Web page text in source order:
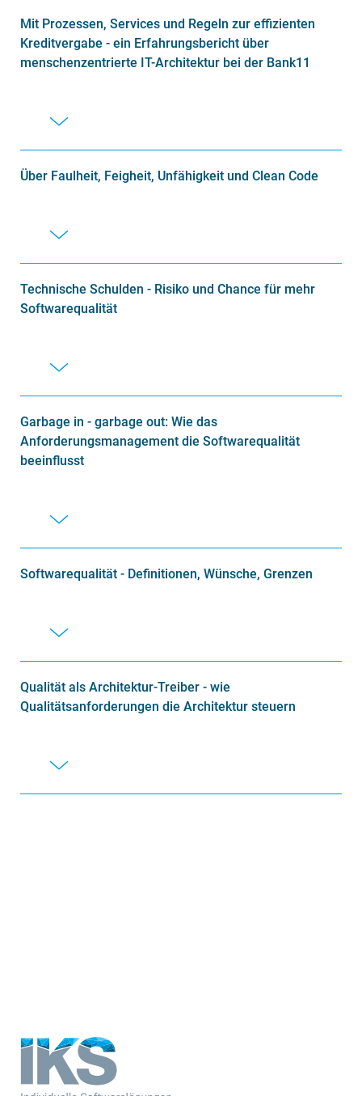
Mit Prozessen, Services und Regeln zur effizienten
Kreditvergabe - ein Erfahrungsbericht über
menschenzentrierte IT-Architektur bei der Bank11
Über Faulheit, Feigheit, Unfähigkeit und Clean Code
Technische Schulden - Risiko und Chance für mehr
Softwarequalität
Garbage in - garbage out: Wie das
Anforderungsmanagement die Softwarequalität
beeinflusst
Softwarequalität - Definitionen, Wünsche, Grenzen
Qualität als Architektur-Treiber - wie
Qualitätsanforderungen die Architektur steuern